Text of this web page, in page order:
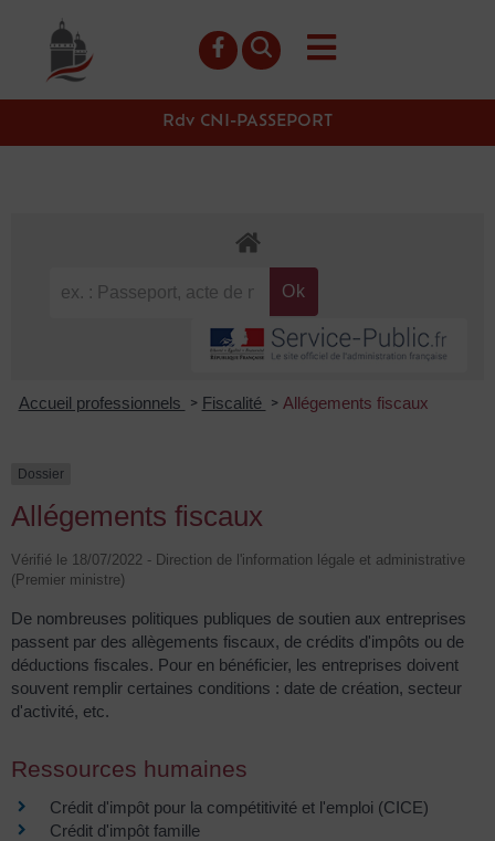
principal
Rdv CNI-PASSEPORT
Accueil professionnels > Fiscalité > Allégements fiscaux
Dossier
Allégements fiscaux
Vérifié le 18/07/2022 - Direction de l'information légale et administrative
(Premier ministre)
De nombreuses politiques publiques de soutien aux entreprises
passent par des allègements fiscaux, de crédits d'impôts ou de
déductions fiscales. Pour en bénéficier, les entreprises doivent
souvent remplir certaines conditions : date de création, secteur
d'activité, etc.
Ressources humaines
Crédit d'impôt pour la compétitivité et l'emploi (CICE)
Crédit d'impôt famille